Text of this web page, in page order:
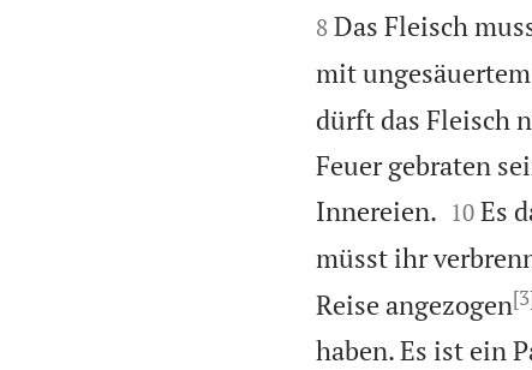
8 Das Fleisch
mit
dürft das Fleisch
Feuer gebraten
Innereien.
10 Es
müsst ihr
Reise angezogen
haben. Es ist ein